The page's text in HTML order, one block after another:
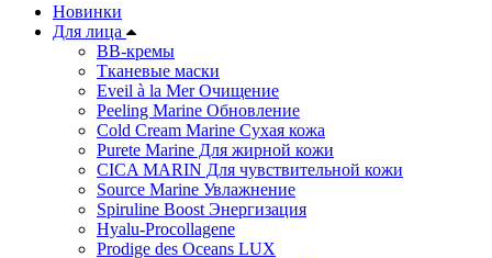
Новинки
Для лица
ВВ-кремы
Тканевые маски
Eveil à la Mer Очищение
Peeling Marine Обновление
Cold Cream Marine Сухая кожа
Purete Marine Для жирной кожи
СICA MARIN Для чувствительной кожи
Source Marine Увлажнение
Spiruline Boost Энергизация
Hyalu-Procollagene
Prodige des Oceans LUX